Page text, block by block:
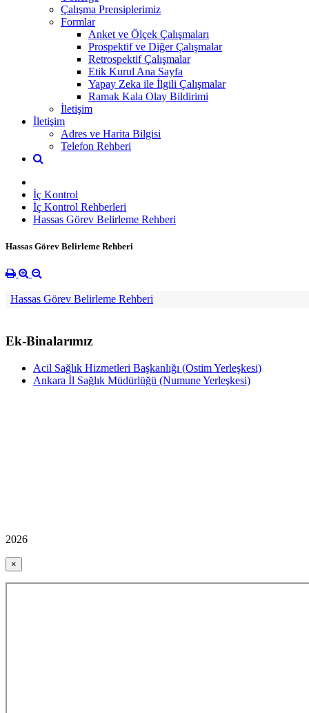
Çalışma Prensiplerimiz
Formlar
Anket ve Ölçek Çalışmaları
Prospektif ve Diğer Çalışmalar
Retrospektif Çalışmalar
Etik Kurul Ana Sayfa
Yapay Zeka ile İlgili Çalışmalar
Ramak Kala Olay Bildirimi
İletişim
İletişim
Adres ve Harita Bilgisi
Telefon Rehberi
İç Kontrol
İç Kontrol Rehberleri
Hassas Görev Belirleme Rehberi
Hassas Görev Belirleme Rehberi
Hassas Görev Belirleme Rehberi
Ek-Binalarımız
Acil Sağlık Hizmetleri Başkanlığı (Ostim Yerleşkesi)
Ankara İl Sağlık Müdürlüğü (Numune Yerleşkesi)
2026
×